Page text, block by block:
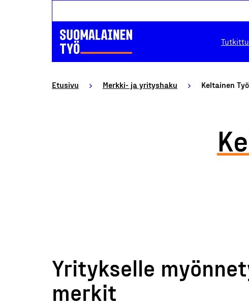
Etusivu Merkki- ja yrityshaku Keltainen
Yritykselle
merkit